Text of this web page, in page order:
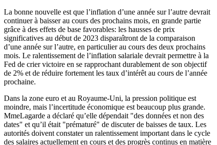
La bonne nouvelle est que l’inflation d’une année sur l’autre devrait
continuer à baisser au cours des prochains mois, en grande partie
grâce à des effets de base favorables: les hausses de prix
significatives au début de 2023 disparaîtront de la comparaison
d’une année sur l’autre, en particulier au cours des deux prochains
mois. Le ralentissement de l’inflation salariale devrait permettre à la
Fed de crier victoire en se rapprochant durablement de son objectif
de 2% et de réduire fortement les taux d’intérêt au cours de l’année
prochaine.
Dans la zone euro et au Royaume-Uni, la pression politique est
moindre, mais l’incertitude économique est beaucoup plus grande.
MmeLagarde a déclaré qu’elle dépendait "des données et non des
dates" et qu’il était "prématuré" de discuter de baisses de taux. Les
autorités doivent constater un ralentissement important dans le cycle
des salaires actuellement en cours et des progrès continus en matière